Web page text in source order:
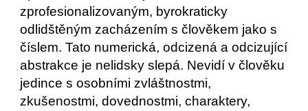
zprofesionalizovaným, byrokraticky
odlidštěným zacházením s člověkem jako s
číslem. Tato numerická, odcizená a odcizující
abstrakce je nelidsky slepá. Nevidí v člověku
jedince s osobními zvláštnostmi,
zkušenostmi, dovednostmi, charaktery,